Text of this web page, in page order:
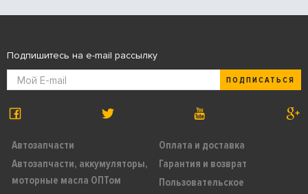
Автозапчасти
Автозапчасти, аккумуляторы,
моторные масла ОПТом
Оплата и доставка
Гарантия и возврат
Пользовательское
Подпишитесь на e-mail рассылку
ПОДПИСАТЬСЯ